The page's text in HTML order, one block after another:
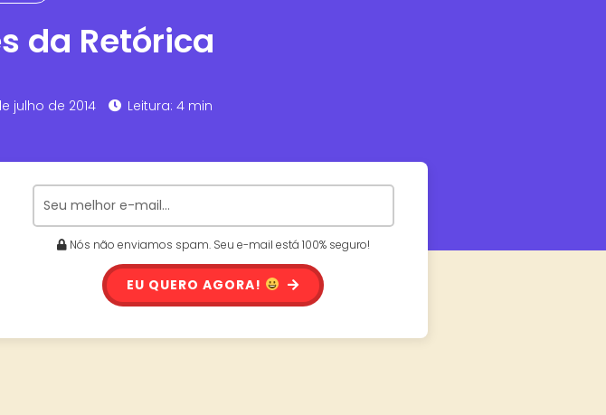
da Retórica
julho de 2014 Leitura: 4 min
Nós não enviamos spam. Seu e-mail está 100% seguro!
EU QUERO AGORA!